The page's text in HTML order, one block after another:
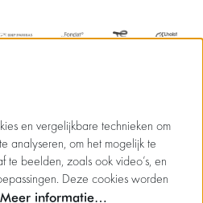
en vergelijkbare technieken om
analyseren, om het mogelijk te
te beelden, zoals ook video’s, en
Deze cookies worden
Meer informatie…